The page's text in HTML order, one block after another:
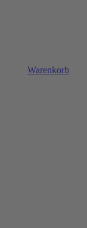
Warenkorb